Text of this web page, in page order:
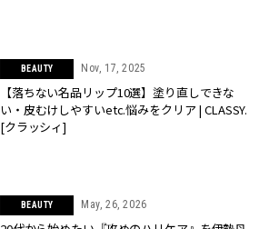
BEAUTY Nov, 17, 2025
【落ちない名品リップ10選】塗り直しできな
い・皮むけしやすいetc.悩みをクリア | CLASSY.
[クラッシィ]
BEAUTY May, 26, 2026